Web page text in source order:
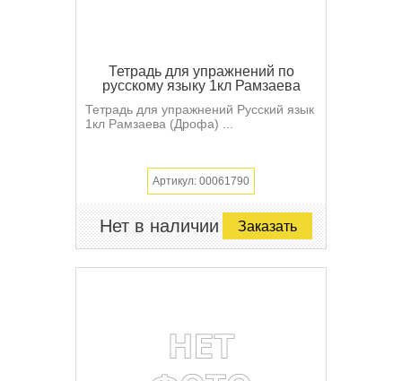
Тетрадь для упражнений по
русскому языку 1кл Рамзаева
Тетрадь для упражнений Русский язык
1кл Рамзаева (Дрофа) ...
Артикул: 00061790
Нет в наличии Заказать